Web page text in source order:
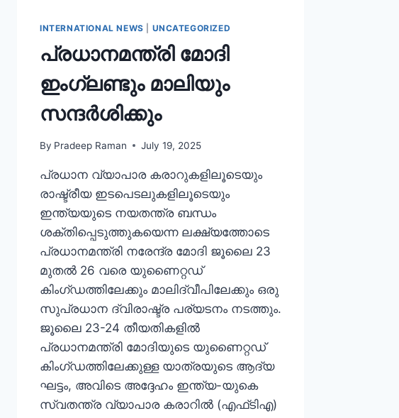
INTERNATIONAL NEWS UNCATEGORIZED
പ്രധാനമന്ത്രി മോദി
ഇംഗ്ലണ്ടും മാലിയും
സന്ദർശിക്കും
By Pradeep Raman July 19, 2025
പ്രധാന വ്യാപാര കരാറുകളിലൂടെയും
രാഷ്ട്രീയ ഇടപെടലുകളിലൂടെയും
ഇന്ത്യയുടെ നയതന്ത്ര ബന്ധം
ശക്തിപ്പെടുത്തുകയെന്ന ലക്ഷ്യത്തോടെ
പ്രധാനമന്ത്രി നരേന്ദ്ര മോദി ജൂലൈ 23
മുതൽ 26 വരെ യുണൈറ്റഡ്
കിംഗ്ഡത്തിലേക്കും മാലിദ്വീപിലേക്കും ഒരു
സുപ്രധാന ദ്വിരാഷ്ട്ര പര്യടനം നടത്തും.
ജൂലൈ 23-24 തീയതികളിൽ
പ്രധാനമന്ത്രി മോദിയുടെ യുണൈറ്റഡ്
കിംഗ്ഡത്തിലേക്കുള്ള യാത്രയുടെ ആദ്യ
ഘട്ടം, അവിടെ അദ്ദേഹം ഇന്ത്യ-യുകെ
സ്വതന്ത്ര വ്യാപാര കരാറിൽ (എഫ്‌ടി‌എ)